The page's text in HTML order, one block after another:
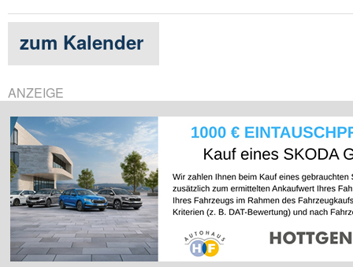
zum Kalender
ANZEIGE